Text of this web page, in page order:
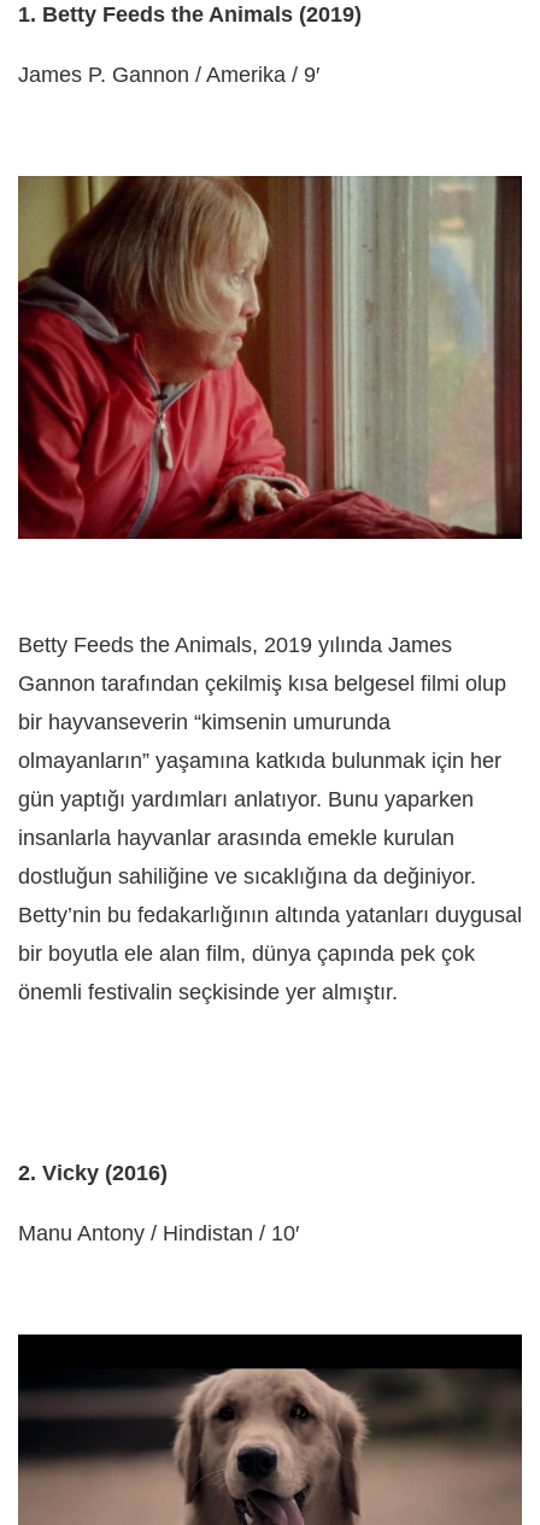
1. Betty Feeds the Animals (2019)
James P. Gannon / Amerika / 9′
Betty Feeds the Animals, 2019 yılında James
Gannon tarafından çekilmiş kısa belgesel filmi olup
bir hayvanseverin “kimsenin umurunda
olmayanların” yaşamına katkıda bulunmak için her
gün yaptığı yardımları anlatıyor. Bunu yaparken
insanlarla hayvanlar arasında emekle kurulan
dostluğun sahiliğine ve sıcaklığına da değiniyor.
Betty’nin bu fedakarlığının altında yatanları duygusal
bir boyutla ele alan film, dünya çapında pek çok
önemli festivalin seçkisinde yer almıştır.
2. Vicky (2016)
Manu Antony / Hindistan / 10′